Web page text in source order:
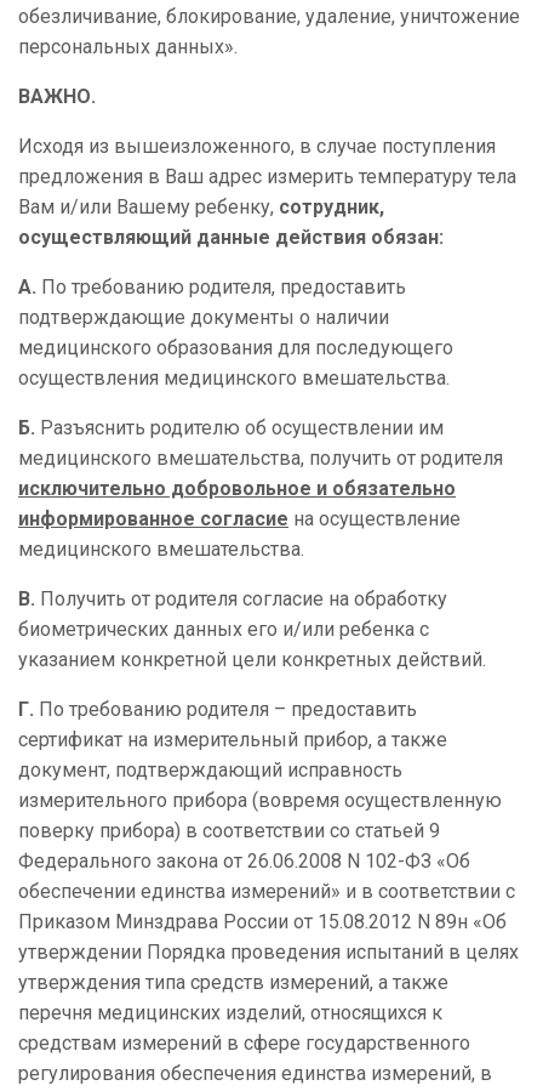
обезличивание, блокирование, удаление, уничтожение
персональных данных».
ВАЖНО.
Исходя из вышеизложенного, в случае поступления
предложения в Ваш адрес измерить температуру тела
Вам и/или Вашему ребенку, сотрудник,
осуществляющий данные действия обязан:
А. По требованию родителя, предоставить
подтверждающие документы о наличии
медицинского образования для последующего
осуществления медицинского вмешательства.
Б. Разъяснить родителю об осуществлении им
медицинского вмешательства, получить от родителя
исключительно добровольное и обязательно
информированное согласие на осуществление
медицинского вмешательства.
В. Получить от родителя согласие на обработку
биометрических данных его и/или ребенка с
указанием конкретной цели конкретных действий.
Г. По требованию родителя – предоставить
сертификат на измерительный прибор, а также
документ, подтверждающий исправность
измерительного прибора (вовремя осуществленную
поверку прибора) в соответствии со статьей 9
Федерального закона от 26.06.2008 N 102-ФЗ «Об
обеспечении единства измерений» и в соответствии с
Приказом Минздрава России от 15.08.2012 N 89н «Об
утверждении Порядка проведения испытаний в целях
утверждения типа средств измерений, а также
перечня медицинских изделий, относящихся к
средствам измерений в сфере государственного
регулирования обеспечения единства измерений, в